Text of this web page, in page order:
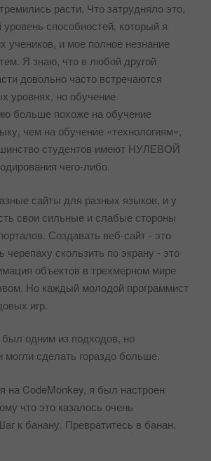
расти. Что затрудняло это,
уровень способностей, который я
учеников, и мое полное незнание
Я знаю, что в любой другой
довольно часто встречаются
уровнях, но обучение
больше похоже на обучение
чем на обучение «технологиям»,
студентов имеют НУЛЕВОЙ
чего-либо.
сайты для разных языков, и у
свои сильные и слабые стороны
Создавать веб-сайт - это
черепаху скользить по экрану - это
объектов в трехмерном мире
Но каждый молодой программист
игр.
одним из подходов, но
могли сделать гораздо больше.
на CodeMonkey, я был настроен
что это казалось очень
к банану. Превратитесь в банан.